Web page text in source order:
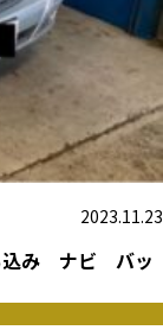
2023.11.23
込み ナビ バッ